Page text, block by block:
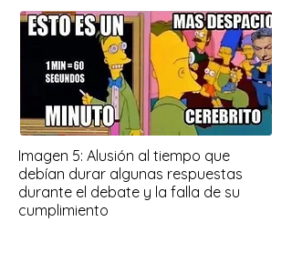
Imagen 5: Alusión al tiempo que
debían durar algunas respuestas
durante el debate y la falla de su
cumplimiento